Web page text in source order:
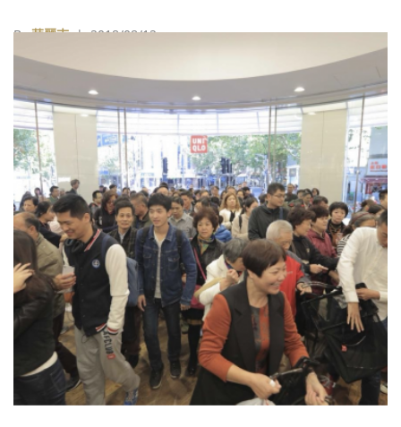
時，很多中國消費者並不清楚他是誰。
By華麗志| 2018/08/12